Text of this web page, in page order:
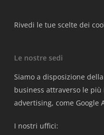
Rivedi le tue scelte dei
Le nostre sedi
Siamo a disposizione
business attraverso le
advertising, come Google
I nostri uffici: